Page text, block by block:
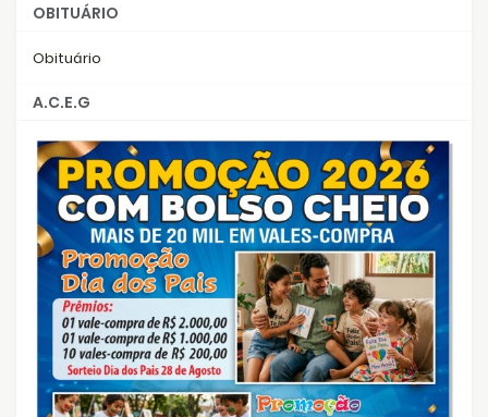
OBITUÁRIO
Obituário
A.C.E.G